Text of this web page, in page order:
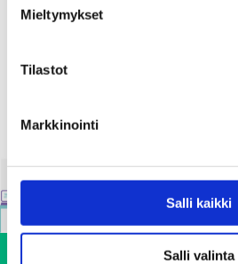
Mieltymykset
Tilastot
Markkinointi
Salli kaikki
Salli valinta